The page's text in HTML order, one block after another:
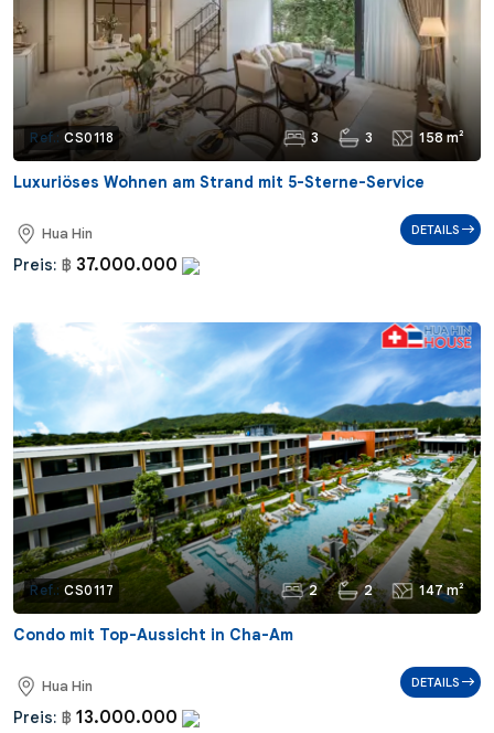
Ref.: CS0118 3 3 158 m²
Luxuriöses Wohnen am Strand mit 5-Sterne-Service
Hua Hin
Preis: ฿ 37.000.000
DETAILS
Ref.: CS0117 2 2 147 m²
Condo mit Top-Aussicht in Cha-Am
Hua Hin
Preis: ฿ 13.000.000
DETAILS